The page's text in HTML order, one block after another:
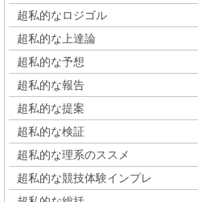
超私的なロジゴル
超私的な上達論
超私的な予想
超私的な報告
超私的な提案
超私的な検証
超私的な理系のススメ
超私的な競技体験インプレ